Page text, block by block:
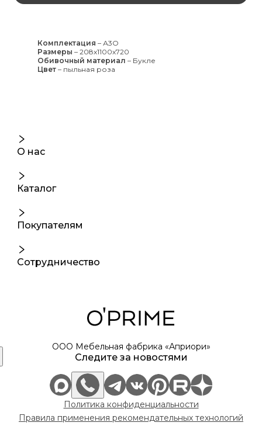
Комплектация – А3О
Размеры – 208х1100х720
Обивочный материал – Букле
Цвет – пыльная роза
О нас
Каталог
Покупателям
Сотрудничество
ООО Мебельная фабрика «Априори»
Следите за новостями
Политика конфиденциальности
Правила применения рекомендательных технологий